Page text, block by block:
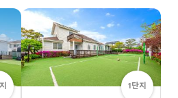
1단지